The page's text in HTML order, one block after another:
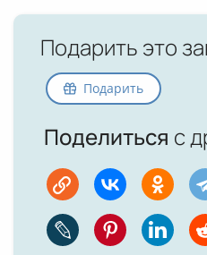
Подарить это
Подарить
Поделиться с